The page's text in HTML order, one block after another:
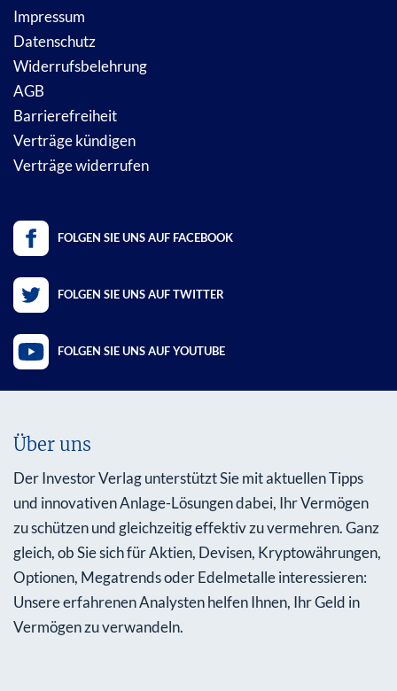
Impressum
Datenschutz
Widerrufsbelehrung
AGB
Barrierefreiheit
Verträge kündigen
Verträge widerrufen
FOLGEN SIE UNS AUF FACEBOOK
FOLGEN SIE UNS AUF TWITTER
FOLGEN SIE UNS AUF YOUTUBE
Über uns
Der Investor Verlag unterstützt Sie mit aktuellen Tipps
und innovativen Anlage-Lösungen dabei, Ihr Vermögen
zu schützen und gleichzeitig effektiv zu vermehren. Ganz
gleich, ob Sie sich für Aktien, Devisen, Kryptowährungen,
Optionen, Megatrends oder Edelmetalle interessieren:
Unsere erfahrenen Analysten helfen Ihnen, Ihr Geld in
Vermögen zu verwandeln.